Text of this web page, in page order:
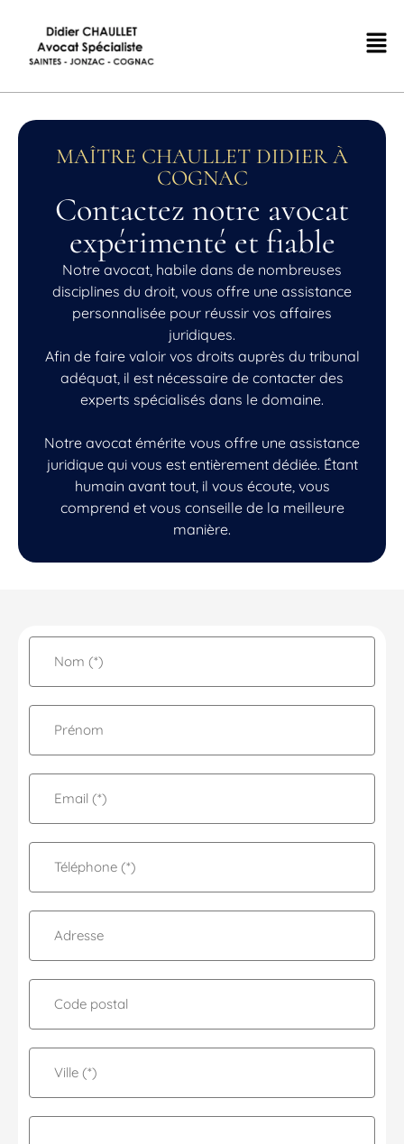
MAÎTRE CHAULLET DIDIER À
COGNAC
Contactez notre avocat
expérimenté et fiable
Notre avocat, habile dans de nombreuses
disciplines du droit, vous offre une assistance
personnalisée pour réussir vos affaires
juridiques.
Afin de faire valoir vos droits auprès du tribunal
adéquat, il est nécessaire de contacter des
experts spécialisés dans le domaine.
Notre avocat émérite vous offre une assistance
juridique qui vous est entièrement dédiée. Étant
humain avant tout, il vous écoute, vous
comprend et vous conseille de la meilleure
manière.